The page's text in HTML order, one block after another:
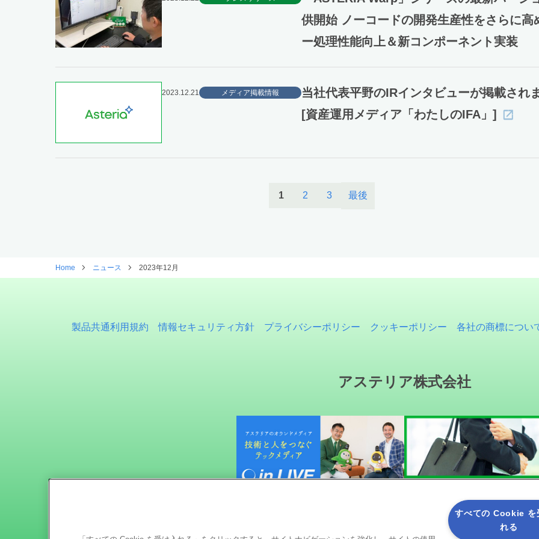
供開始 ノーコードの開発生産性をさらに高
ー処理性能向上＆新コンポーネント実装
2023.12.21 メディア掲載情報
当社代表平野のIRインタビューが掲載され
[資産運用メディア「わたしのIFA」]
1 2 3 最後
Home ニュース 2023年12月
製品共通利用規約 情報セキュリティ方針 プライバシーポリシー クッキーポリシー 各社の商標につい
アステリア株式会社
すべての Cookie を
れる